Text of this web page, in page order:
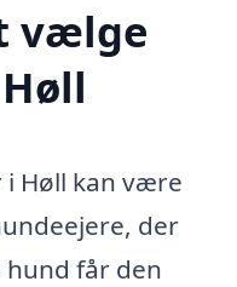
vælge
Høll kan være
der
hund får den